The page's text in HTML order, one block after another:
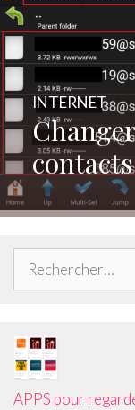
INTERNET
Rechercher :
APPS pour